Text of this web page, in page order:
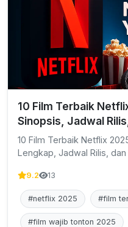
10 Film Terbaik
Sinopsis, Jadwal
10 Film Terbaik Netflix
Lengkap, Jadwal Rilis, dan
9.2 13
#netflix 2025 #film
#film wajib tonton 2025